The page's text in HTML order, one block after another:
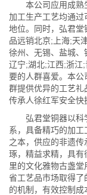
本公司应用成熟
加工生产工艺均通
地位。同时，弘君
品远销北京;上海;天
徐州、无锡、盐城
辽宁;湖北;江西;浙江
要的人群喜爱。本公
群提供优异的工艺
传承人徐红军安全快
弘君堂铜器以
系，具备精巧的加
之本，供应的非遗
琢，精益求精，具
里的文化雅物古盏
省工艺品市场取得
的机制，有效控制